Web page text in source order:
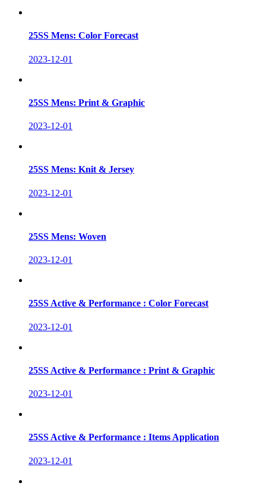
25SS Mens: Color Forecast
2023-12-01
25SS Mens: Print & Graphic
2023-12-01
25SS Mens: Knit & Jersey
2023-12-01
25SS Mens: Woven
2023-12-01
25SS Active & Performance : Color Forecast
2023-12-01
25SS Active & Performance : Print & Graphic
2023-12-01
25SS Active & Performance : Items Application
2023-12-01